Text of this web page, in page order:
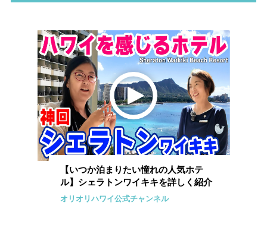
【いつか泊まりたい憧れの人気ホテ
ル】シェラトンワイキキを詳しく紹介
オリオリハワイ公式チャンネル